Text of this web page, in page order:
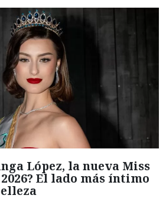
López, la nueva Miss
El lado más íntimo